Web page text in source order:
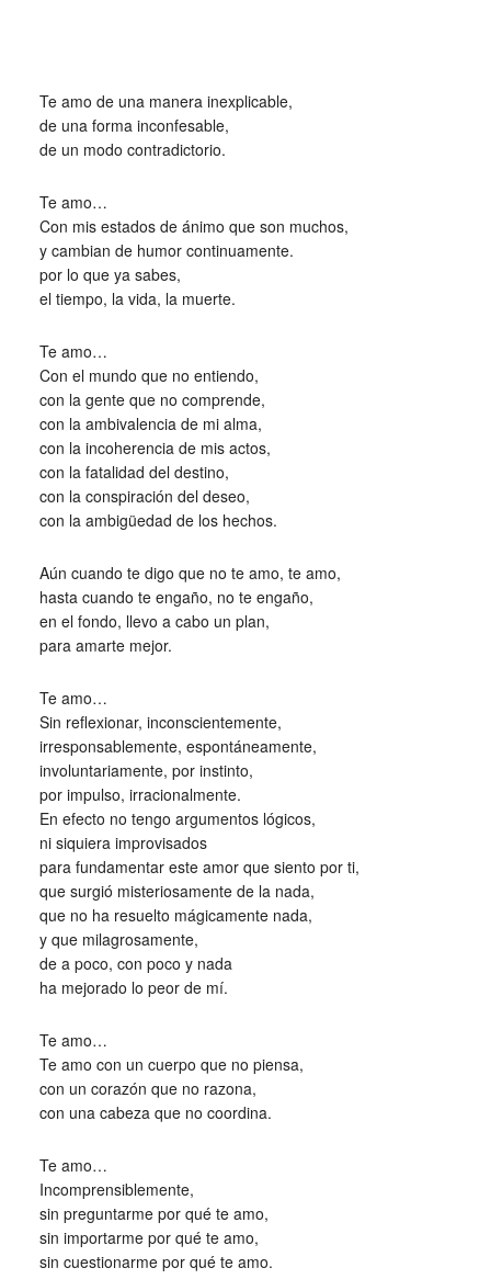
Te amo de una manera inexplicable,
de una forma inconfesable,
de un modo contradictorio.
Te amo…
Con mis estados de ánimo que son muchos,
y cambian de humor continuamente.
por lo que ya sabes,
el tiempo, la vida, la muerte.
Te amo…
Con el mundo que no entiendo,
con la gente que no comprende,
con la ambivalencia de mi alma,
con la incoherencia de mis actos,
con la fatalidad del destino,
con la conspiración del deseo,
con la ambigüedad de los hechos.
Aún cuando te digo que no te amo, te amo,
hasta cuando te engaño, no te engaño,
en el fondo, llevo a cabo un plan,
para amarte mejor.
Te amo…
Sin reflexionar, inconscientemente,
irresponsablemente, espontáneamente,
involuntariamente, por instinto,
por impulso, irracionalmente.
En efecto no tengo argumentos lógicos,
ni siquiera improvisados
para fundamentar este amor que siento por ti,
que surgió misteriosamente de la nada,
que no ha resuelto mágicamente nada,
y que milagrosamente,
de a poco, con poco y nada
ha mejorado lo peor de mí.
Te amo…
Te amo con un cuerpo que no piensa,
con un corazón que no razona,
con una cabeza que no coordina.
Te amo…
Incomprensiblemente,
sin preguntarme por qué te amo,
sin importarme por qué te amo,
sin cuestionarme por qué te amo.